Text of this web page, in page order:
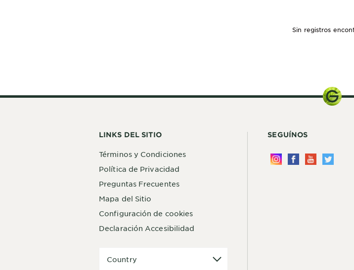
Sin registros
LINKS DEL SITIO
Términos y Condiciones
Política de Privacidad
Preguntas Frecuentes
Mapa del Sitio
Configuración de cookies
Declaración Accesibilidad
Country
SEGUÍNOS